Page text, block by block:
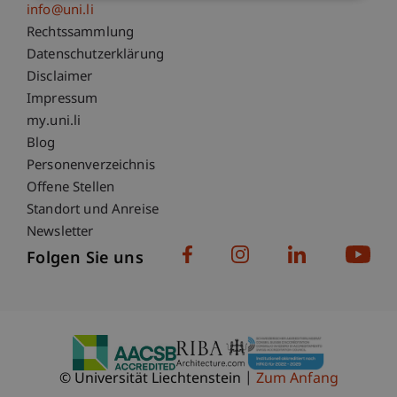
info@uni.li
Fußzeile Rechtliche Hinweise
Rechtssammlung
Datenschutzerklärung
Disclaimer
Impressum
Fußzeile Subdomain-Verzeichnis
my.uni.li
Blog
Personenverzeichnis
Offene Stellen
Standort und Anreise
Newsletter
Folgen Sie uns
© Universität Liechtenstein Zum Anfang